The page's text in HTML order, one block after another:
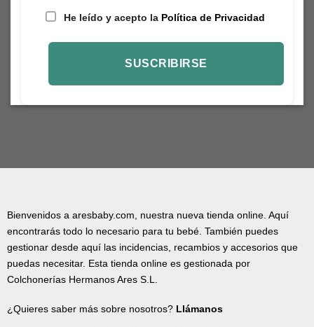
He leído y acepto la Política de Privacidad
Bienvenidos a aresbaby.com, nuestra nueva tienda online. Aquí
encontrarás todo lo necesario para tu bebé. También puedes
gestionar desde aquí las incidencias, recambios y accesorios que
puedas necesitar. Esta tienda online es gestionada por
Colchonerías Hermanos Ares S.L.
¿Quieres saber más sobre nosotros? Llámanos